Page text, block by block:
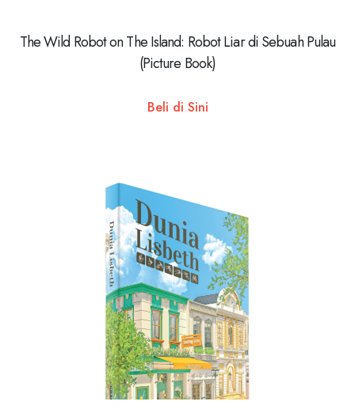
The Wild Robot on The Island: Robot Liar di Sebuah Pulau
(Picture Book)
Beli di Sini